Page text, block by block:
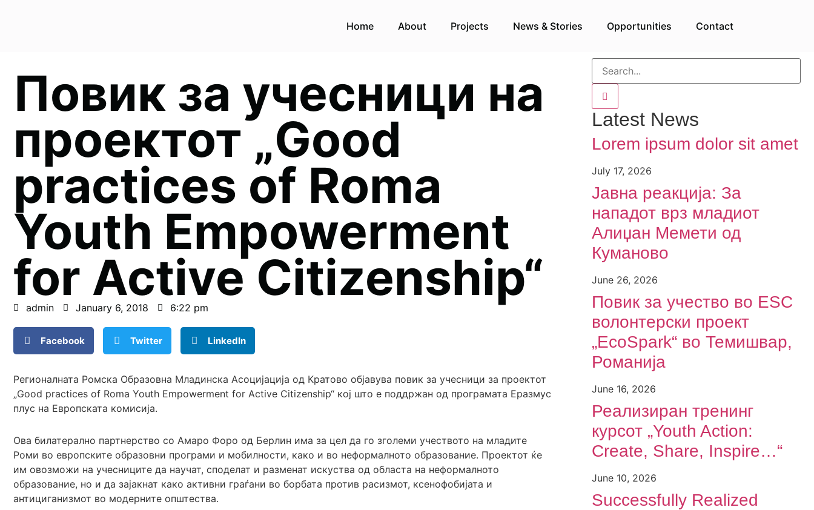
Home About Projects News & Stories Opportunities Contact
Повик за учесници на
проектот „Good
practices of Roma
Youth Empowerment
for Active Citizenship“
admin January 6, 2018 6:22 pm
Facebook Twitter LinkedIn
Регионалната Ромска Образовна Младинска Асоцијација од Кратово објавува повик за учесници за проектот
„Good practices of Roma Youth Empowerment for Active Citizenship“ кој што е поддржан од програмата Еразмус
плус на Европската комисија.
Ова билатерално партнерство со Амаро Форо од Берлин има за цел да го зголеми учеството на младите
Роми во европските образовни програми и мобилности, како и во неформалното образование. Проектот ќе
им овозможи на учесниците да научат, споделат и разменат искуства од областа на неформалното
образование, но и да зајакнат како активни граѓани во борбата против расизмот, ксенофобијата и
антициганизмот во модерните општества.
Latest News
Lorem ipsum dolor sit amet
July 17, 2026
Јавна реакција: Зa
нападот врз младиот
Алиџан Мемети од
Куманово
June 26, 2026
Повик за учество во ESC
волонтерски проект
„EcoSpark“ во Темишвар,
Романија
June 16, 2026
Реализиран тренинг
курсот „Youth Action:
Create, Share, Inspire…“
June 10, 2026
Successfully Realized